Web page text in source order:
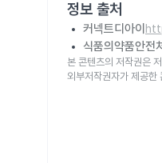
정보 출처
커넥트디아이
식품의약품안전
본 콘텐츠의 저작권은
외부저작권자가 제공한